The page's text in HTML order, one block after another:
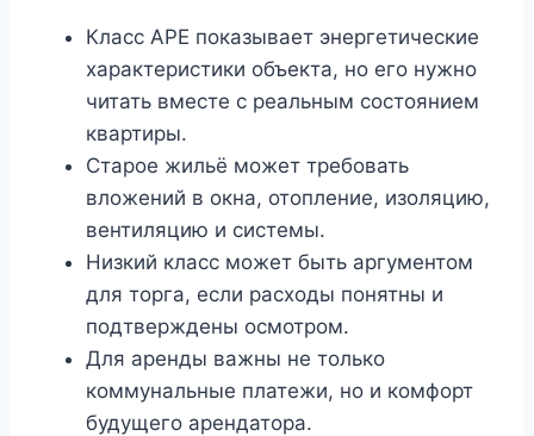
Класс APE показывает энергетические
характеристики объекта, но его нужно
читать вместе с реальным состоянием
квартиры.
Старое жильё может требовать
вложений в окна, отопление, изоляцию,
вентиляцию и системы.
Низкий класс может быть аргументом
для торга, если расходы понятны и
подтверждены осмотром.
Для аренды важны не только
коммунальные платежи, но и комфорт
будущего арендатора.